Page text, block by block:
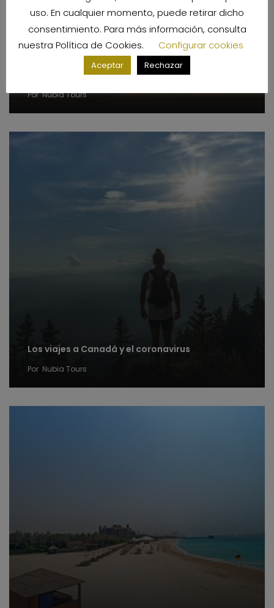
Los viajes a Sudán y el coronavirus
PorNubia Tours
Los viajes a Canadá y el coronavirus
Por Nubia Tours
uso. En cualquier momento, puede retirar dicho
consentimiento. Para más información, consulta
nuestra Política de Cookies. Configurar cookies
Aceptar Rechazar